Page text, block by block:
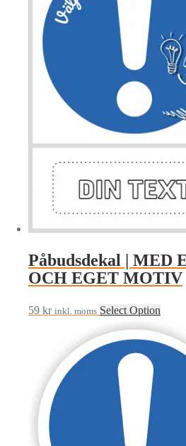
Påbudsdekal | MED
OCH EGET MOTIV
59 kr inkl. moms Select Option